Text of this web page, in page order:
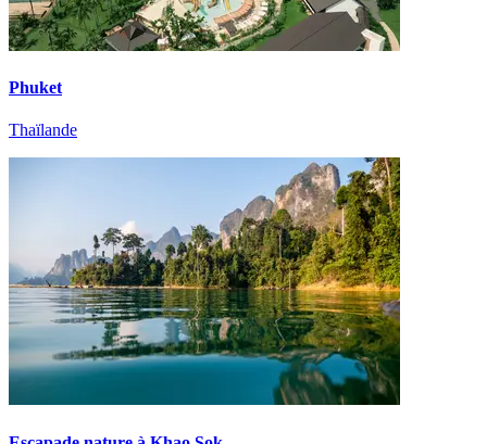
Phuket
Thaïlande